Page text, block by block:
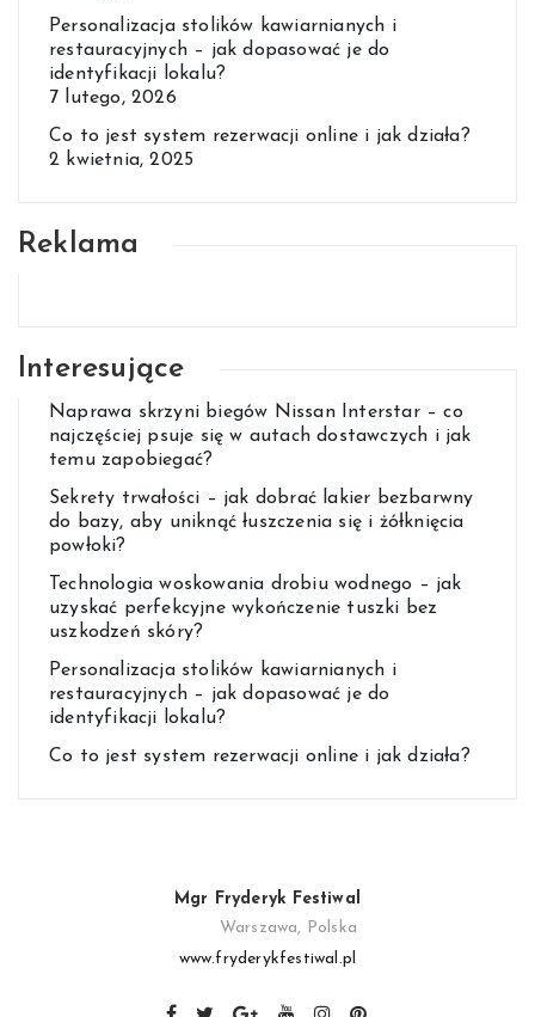
Personalizacja stolików kawiarnianych i
restauracyjnych – jak dopasować je do
identyfikacji lokalu?
7 lutego, 2026
Co to jest system rezerwacji online i jak działa?
2 kwietnia, 2025
Reklama
Interesujące
Naprawa skrzyni biegów Nissan Interstar – co
najczęściej psuje się w autach dostawczych i jak
temu zapobiegać?
Sekrety trwałości – jak dobrać lakier bezbarwny
do bazy, aby uniknąć łuszczenia się i żółknięcia
powłoki?
Technologia woskowania drobiu wodnego – jak
uzyskać perfekcyjne wykończenie tuszki bez
uszkodzeń skóry?
Personalizacja stolików kawiarnianych i
restauracyjnych – jak dopasować je do
identyfikacji lokalu?
Co to jest system rezerwacji online i jak działa?
Mgr Fryderyk Festiwal
Warszawa, Polska
www.fryderykfestiwal.pl